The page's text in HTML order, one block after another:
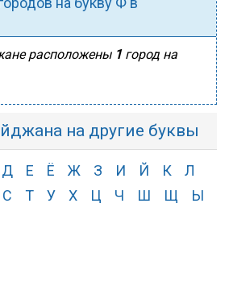
расположены 1город на
на другие буквы
Д Е Ё Ж З И Й К
Л
С Т У Х Ц Ч Ш Щ
Ы